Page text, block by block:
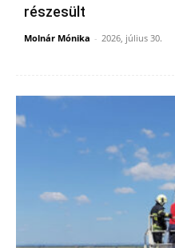
részesült
Molnár Mónika - 2026, július 30.